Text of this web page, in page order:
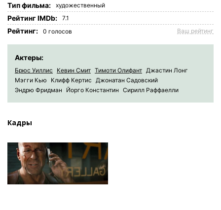
Tип фильма: художественный
Рейтинг IMDb: 7.1
Рейтинг: 0 голосов Ваш рейтинг
Актеры:
Брюс Уиллис Кевин Смит Тимоти Олифант Джастин Лонг
Мэгги Кью
Клифф Кертис Джонатан Садовский
Эндрю Фридман
Йорго Константин Cирилл Раффаелли
Кадры